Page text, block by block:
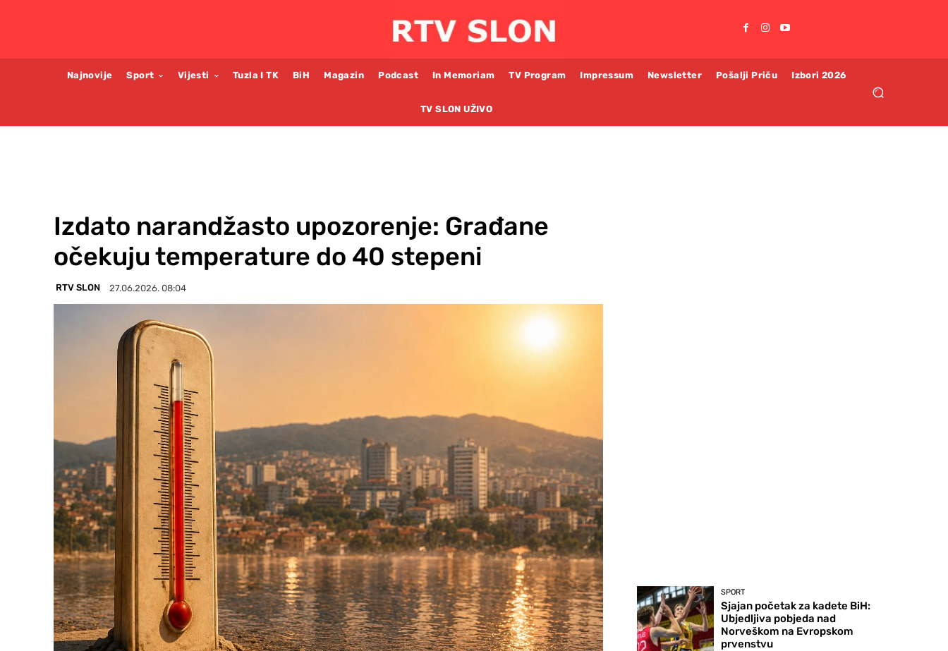
Najnovije Sport Vijesti Tuzla I TK BiH Magazin Podcast In Memoriam TV Program Impressum Newsletter Pošalji Priču Izbori 2026
TV SLON UŽIVO
Izdato narandžasto upozorenje: Građane
očekuju temperature do 40 stepeni
RTV SLON 27.06.2026. 08:04
SPORT
Sjajan početak za kadete BiH:
Ubjedljiva pobjeda nad
Norveškom na Evropskom
prvenstvu